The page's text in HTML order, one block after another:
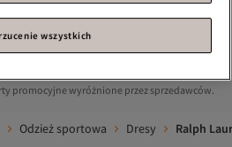
1
promocyjne wyróżnione przez sprzedawców.
Odzież sportowa Dresy Ralph
wszystkich